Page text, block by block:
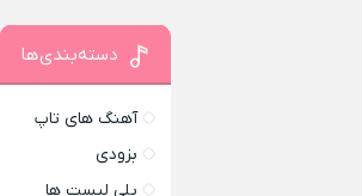
دسته‌بندی‌ها
آهنگ های تاپ
بزودی
پلی لیست ها